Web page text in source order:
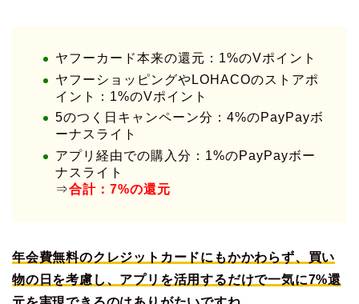
ヤフーカード本来の還元：1%のVポイント
ヤフーショッピングやLOHACOのストアポ
イント：1%のVポイント
5のつく日キャンペーン分：4%のPayPayボ
ーナスライト
アプリ経由での購入分：1%のPayPayボー
ナスライト
⇒合計：7%の還元
年会費無料のクレジットカードにもかかわらず、買い
物の日を考慮し、アプリを活用するだけで一気に7%還